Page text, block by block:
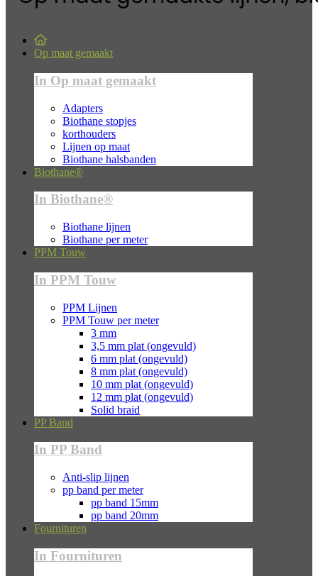
Op maat gemaakt
In Op maat gemaakt
Adapters
Biothane stopjes
korthouders
Lijnen op maat
Biothane halsbanden
Biothane®
In Biothane®
Biothane lijnen
Biothane per meter
PPM Touw
In PPM Touw
PPM Lijnen
PPM Touw per meter
3 mm
3,5 mm plat (ongevuld)
6 mm plat (ongevuld)
8 mm plat (ongevuld)
10 mm plat (ongevuld)
12 mm plat (ongevuld)
Solid braid
PP Band
In PP Band
Anti-slip lijnen
pp band per meter
pp band 15mm
pp band 20mm
Fournituren
In Fournituren